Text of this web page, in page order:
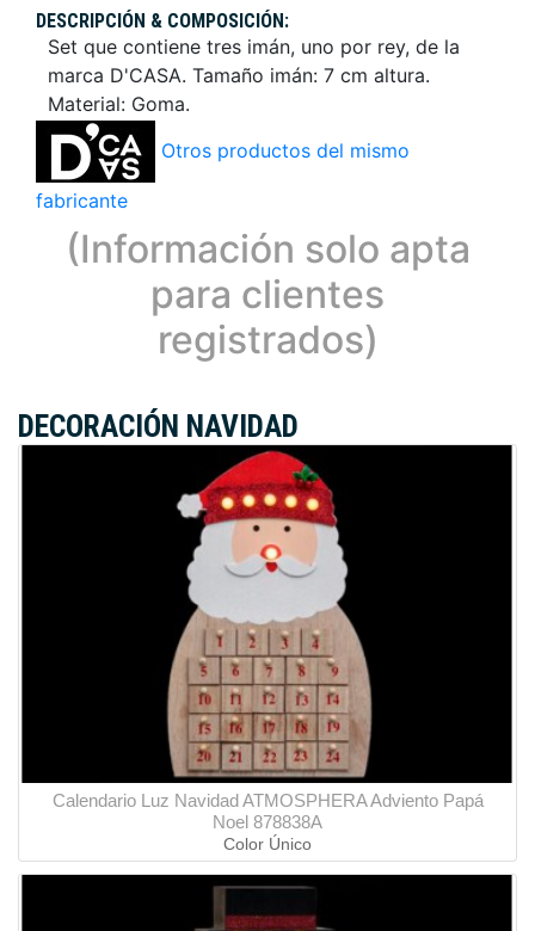
DESCRIPCIÓN & COMPOSICIÓN:
Set que contiene tres imán, uno por rey, de la
marca D'CASA. Tamaño imán: 7 cm altura.
Material: Goma.
Otros productos del mismo
fabricante
(Información solo apta
para clientes
registrados)
DECORACIÓN NAVIDAD
Calendario Luz Navidad ATMOSPHERA Adviento Papá
Noel 878838A
Color Único